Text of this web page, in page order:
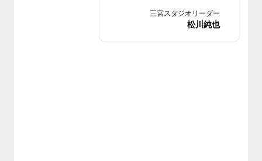
三宮スタジオリーダー
松川純也